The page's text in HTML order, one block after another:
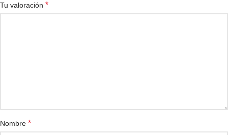
Tu valoración *
Nombre *